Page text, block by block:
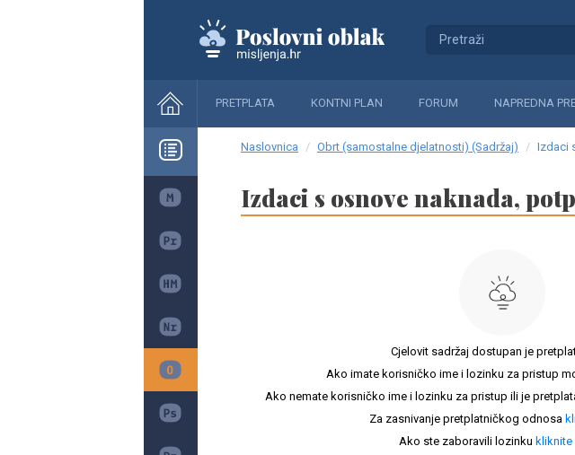
PRETPLATA KONTNI PLAN FORUM NAPREDNA
Naslovnica Obrt (samostalne djelatnosti) (Sadržaj) Izdaci
Izdaci s osnove naknada,
Cjelovit sadržaj dostupan je
Ako imate korisničko ime i lozinku za pristup
Ako nemate korisničko ime i lozinku za pristup ili je
Za zasnivanje pretplatničkog odnosa
Ako ste zaboravili lozinku